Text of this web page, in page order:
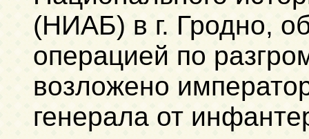
(НИАБ) в г. Гродно,
операцией по
возложено
генерала от